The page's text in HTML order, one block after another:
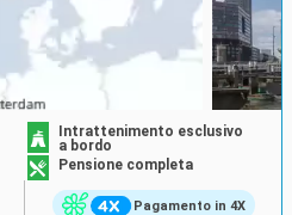
Pagamento in 4X
Intrattenimento esclusivo
a bordo
Pensione completa